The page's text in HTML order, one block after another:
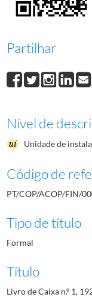
0010 Documentos
0039 Livro de
Partilhar
Nível de
Unidade de
Código de
PT/COP/ACOP/FIN/
Tipo de título
Formal
Título
Livro de Caixa n.º 1,